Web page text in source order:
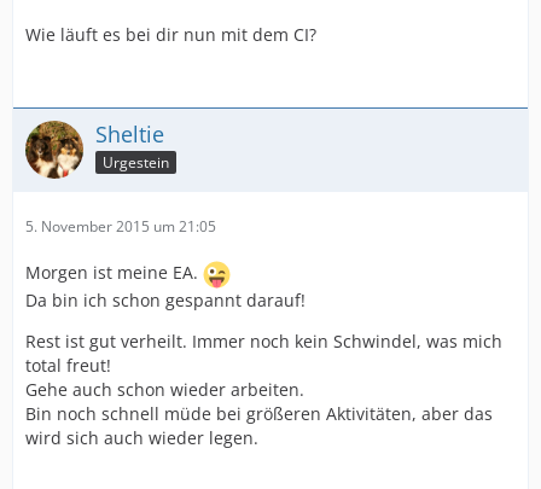
Wie läuft es bei dir nun mit dem CI?
Sheltie
Urgestein
5. November 2015 um 21:05
Morgen ist meine EA.
Da bin ich schon gespannt darauf!
Rest ist gut verheilt. Immer noch kein Schwindel, was mich
total freut!
Gehe auch schon wieder arbeiten.
Bin noch schnell müde bei größeren Aktivitäten, aber das
wird sich auch wieder legen.